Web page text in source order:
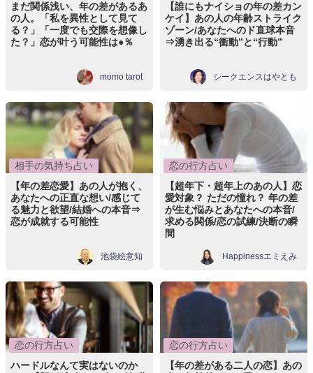
まだ関係浅い、年の差があるあ
の人。「私を異性として見て
る？」「一度でも交際を想像し
た？」恋が叶う可能性は●％
momo tarot
【誰にもナイショの年の差カン
ケイ】あの人の年齢ストライク
ゾーン/あなたへのド直球本音
⇒湧き出る“衝動”と“行動”
シークエンスはやとも
相手の気持ち占い
【年の差恋愛】あの人が抱く、
あなたへの正直な想い/感じて
る魅力と欲望/結婚への本音⇒
恋が成就する可能性
池袋絵意知
恋の行方占い
【超年下・超年上のあの人】恋
愛対象？ ただの憧れ？ 年の差
が生む悩みとあなたへの本音/
求める関係/恋の試練/決断の瞬
間
Happinessエミえみ
恋の行方占い
ハードルなんて実はないのか
恋の行方占い
【年の差がある二人の恋】あの